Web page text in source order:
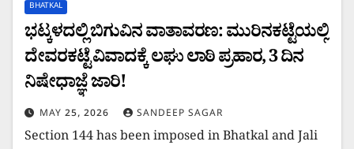
BHATKAL
ಭಟ್ಕಳದಲ್ಲಿ ಬಿಗುವಿನ ವಾತಾವರಣ: ಮುರಿನಕಟ್ಟೆಯಲ್ಲಿ
ದೇವರಕಟ್ಟೆ ವಿವಾದಕ್ಕೆ ಲಘು ಲಾಠಿ ಪ್ರಹಾರ, 3 ದಿನ
ನಿಷೇಧಾಜ್ಞೆ ಜಾರಿ!
MAY 25, 2026 SANDEEP SAGAR
Section 144 has been imposed in Bhatkal and Jali